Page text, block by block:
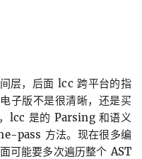
层，后面 lcc 跨平台的指
子版不是很清晰，还是买
lcc 是的 Parsing 和语义
pass 方法。现在很多编
可能要多次遍历整个 AST